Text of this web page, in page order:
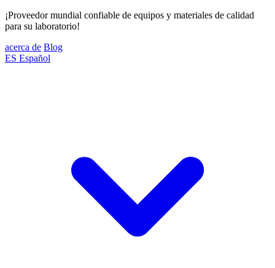
¡Proveedor mundial confiable de equipos y materiales de calidad
para su laboratorio!
acerca de Blog
ES Español